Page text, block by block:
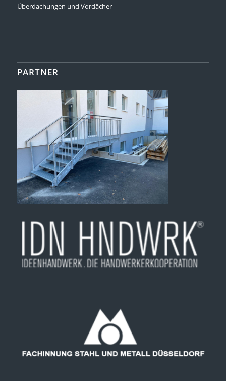
Überdachungen und Vordächer
PARTNER